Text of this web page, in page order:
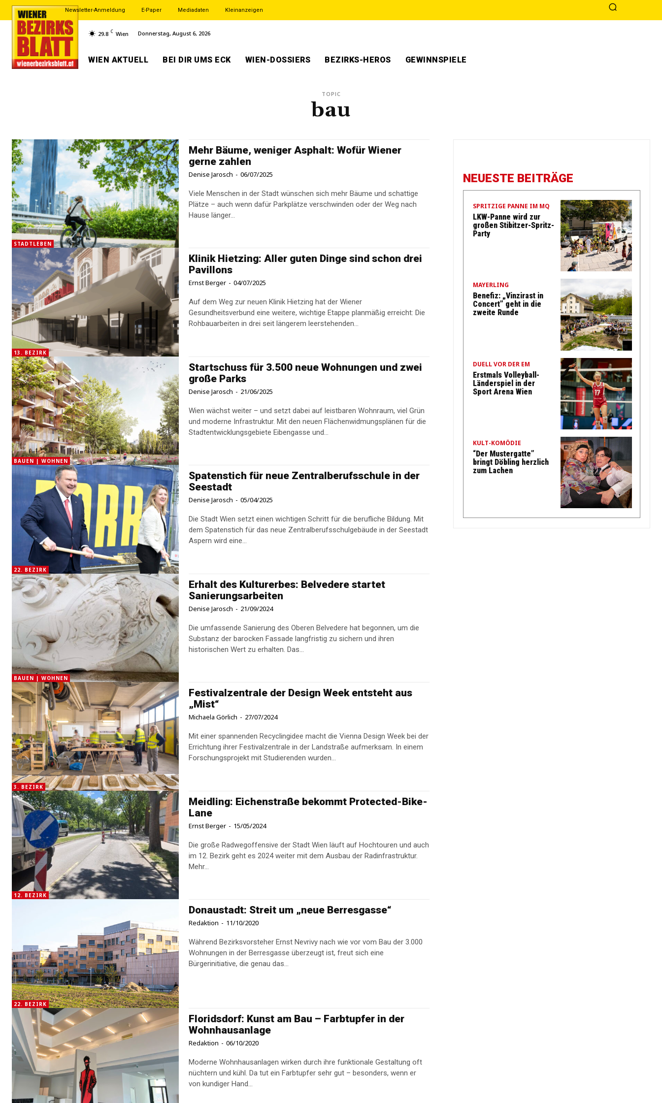
Newsletter-Anmeldung E-Paper Mediadaten Kleinanzeigen
29.8 C Wien Donnerstag, August 6, 2026
WIEN AKTUELL BEI DIR UMS ECK WIEN-DOSSIERS BEZIRKS-HEROS GEWINNSPIELE
TOPIC
bau
STADTLEBEN
Mehr Bäume, weniger Asphalt: Wofür Wiener
gerne zahlen
Denise Jarosch - 06/07/2025
Viele Menschen in der Stadt wünschen sich mehr Bäume und schattige
Plätze – auch wenn dafür Parkplätze verschwinden oder der Weg nach
Hause länger...
13. BEZIRK
Klinik Hietzing: Aller guten Dinge sind schon drei
Pavillons
Ernst Berger - 04/07/2025
Auf dem Weg zur neuen Klinik Hietzing hat der Wiener
Gesundheitsverbund eine weitere, wichtige Etappe planmäßig erreicht: Die
Rohbauarbeiten in drei seit längerem leerstehenden...
BAUEN | WOHNEN
Startschuss für 3.500 neue Wohnungen und zwei
große Parks
Denise Jarosch - 21/06/2025
Wien wächst weiter – und setzt dabei auf leistbaren Wohnraum, viel Grün
und moderne Infrastruktur. Mit den neuen Flächenwidmungsplänen für die
Stadtentwicklungsgebiete Eibengasse und...
22. BEZIRK
Spatenstich für neue Zentralberufsschule in der
Seestadt
Denise Jarosch - 05/04/2025
Die Stadt Wien setzt einen wichtigen Schritt für die berufliche Bildung. Mit
dem Spatenstich für das neue Zentralberufsschulgebäude in der Seestadt
Aspern wird eine...
BAUEN | WOHNEN
Erhalt des Kulturerbes: Belvedere startet
Sanierungsarbeiten
Denise Jarosch - 21/09/2024
Die umfassende Sanierung des Oberen Belvedere hat begonnen, um die
Substanz der barocken Fassade langfristig zu sichern und ihren
historischen Wert zu erhalten. Das...
3. BEZIRK
Festivalzentrale der Design Week entsteht aus
„Mist“
Michaela Görlich - 27/07/2024
Mit einer spannenden Recyclingidee macht die Vienna Design Week bei der
Errichtung ihrer Festivalzentrale in der Landstraße aufmerksam. In einem
Forschungsprojekt mit Studierenden wurden...
12. BEZIRK
Meidling: Eichenstraße bekommt Protected-Bike-
Lane
Ernst Berger - 15/05/2024
Die große Radwegoffensive der Stadt Wien läuft auf Hochtouren und auch
im 12. Bezirk geht es 2024 weiter mit dem Ausbau der Radinfrastruktur.
Mehr...
22. BEZIRK
Donaustadt: Streit um „neue Berresgasse“
Redaktion - 11/10/2020
Während Bezirksvorsteher Ernst Nevrivy nach wie vor vom Bau der 3.000
Wohnungen in der Berresgasse überzeugt ist, freut sich eine
Bürgerinitiative, die genau das...
Floridsdorf: Kunst am Bau – Farbtupfer in der
Wohnhausanlage
Redaktion - 06/10/2020
Moderne Wohnhausanlagen wirken durch ihre funk­tionale Gestaltung oft
nüchtern und kühl. Da tut ein Farbtupfer sehr gut – ­besonders, wenn er
von kundiger Hand...
NEUESTE BEITRÄGE
SPRITZIGE PANNE IM MQ
LKW-Panne wird zur
großen Stibitzer-Spritz-
Party
MAYERLING
Benefiz: „Vinzirast in
Concert” geht in die
zweite Runde
DUELL VOR DER EM
Erstmals Volleyball-
Länderspiel in der
Sport Arena Wien
KULT-KOMÖDIE
“Der Mustergatte”
bringt Döbling herzlich
zum Lachen